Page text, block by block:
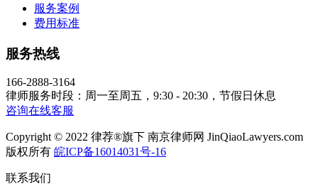
服务案例
费用标准
服务热线
166-2888-3164
律师服务时段：周一至周五，9:30 - 20:30，节假日休息
咨询在线客服
Copyright © 2022 律荐®旗下 南京律师网 JinQiaoLawyers.com
版权所有 皖ICP备16014031号-16
联系我们